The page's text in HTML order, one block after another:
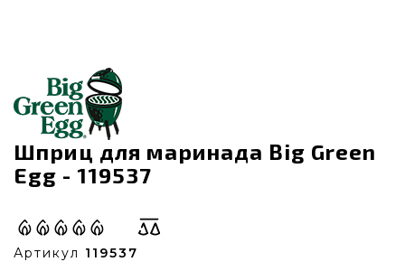
Шприц для маринада Big Green
Egg - 119537
Артикул 119537